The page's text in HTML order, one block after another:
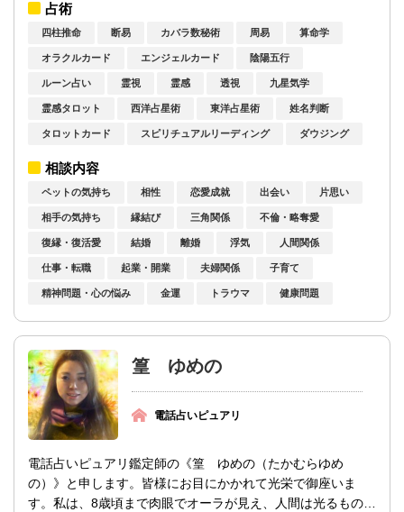
占術
四柱推命 断易 カバラ数秘術 周易 算命学
オラクルカード エンジェルカード 陰陽五行
ルーン占い 霊視 霊感 透視 九星気学
霊感タロット 西洋占星術 東洋占星術 姓名判断
タロットカード スピリチュアルリーディング ダウジング
相談内容
ペットの気持ち 相性 恋愛成就 出会い 片思い
相手の気持ち 縁結び 三角関係 不倫・略奪愛
復縁・復活愛 結婚 離婚 浮気 人間関係
仕事・転職 起業・開業 夫婦関係 子育て
精神問題・心の悩み 金運 トラウマ 健康問題
篁 ゆめの
電話占いピュアリ
電話占いピュアリ鑑定師の《篁 ゆめの（たかむらゆめ
の）》と申します。皆様にお目にかかれて光栄で御座いま
す。私は、8歳頃まで肉眼でオーラが見え、人間は光るものだ